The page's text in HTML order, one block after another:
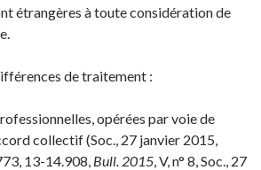
étrangères à toute considération de
de traitement :
opérées par voie de
collectif (Soc., 27 janvier 2015,
13-14.908, Bull. 2015, V, n° 8, Soc., 27